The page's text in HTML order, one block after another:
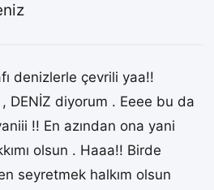
denizlerle çevrili yaa!!
DENİZ diyorum . Eeee bu da
!! En azından ona yani
olsun . Haaa!! Birde
seyretmek halkım olsun